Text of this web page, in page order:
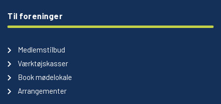
Til foreninger
Medlemstilbud
Værktøjskasser
Book mødelokale
Arrangementer